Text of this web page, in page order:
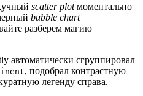
scatter plotмоментально
bubble chart
разберем магию
автоматически сгруппировал
, подобрал контрастную
легенду справа.